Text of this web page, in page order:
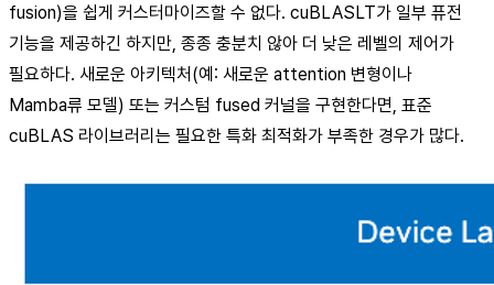
fusion)을 쉽게 커스터마이즈할 수 없다. cuBLASLT가 일부 퓨전
기능을 제공하긴 하지만, 종종 충분치 않아 더 낮은 레벨의 제어가
필요하다. 새로운 아키텍처(예: 새로운 attention 변형이나
Mamba류 모델) 또는 커스텀 fused 커널을 구현한다면, 표준
cuBLAS 라이브러리는 필요한 특화 최적화가 부족한 경우가 많다.